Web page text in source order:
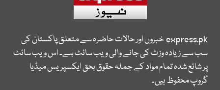
express.pkخبروں اور حالات حاضرہ سے متعلق پاکستان کی
سب سے زیادہ وزٹ کی جانے والی ویب سائٹ ہے۔ اس ویب سائٹ
پر شائع شدہ تمام مواد کے جملہ حقوق بحق ایکسپریس میڈیا
گروپ محفوظ ہیں۔